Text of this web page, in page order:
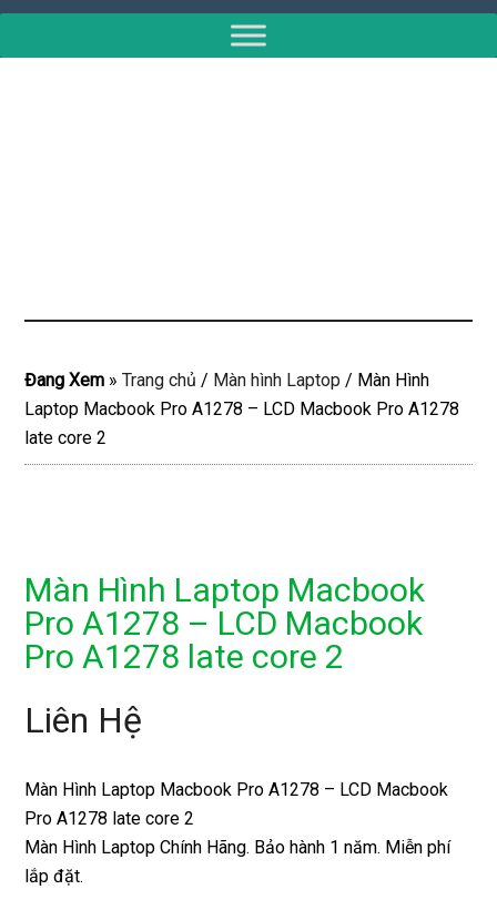
Đang Xem »Trang chủ / Màn hình Laptop / Màn Hình
Laptop Macbook Pro A1278 – LCD Macbook Pro A1278
late core 2
Màn Hình Laptop Macbook
Pro A1278 – LCD Macbook
Pro A1278 late core 2
Liên Hệ
Màn Hình Laptop Macbook Pro A1278 – LCD Macbook
Pro A1278 late core 2
Màn Hình Laptop Chính Hãng. Bảo hành 1 năm. Miễn phí
lắp đặt.